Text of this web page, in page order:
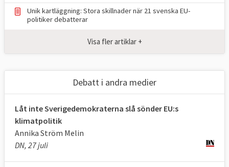
ministerrådet.
medbeslutande i frågor som rör tull,
handel och vissa internationella avtal och
EU:s budget, delar av arbetsrätten, vissa
sociala frågor, migrations- och
gränspolitiken, brottsbekämpningen,
transportfrågor, inre marknaden,
regionalpolitiken, miljö, energi, forskning
och bistånd.
Unik kartläggning: Stora skillnader när 21 svenska EU-
politiker debatterar
Visa fler artiklar +
Debatt i andra medier
Låt inte Sverigedemokraterna slå sönder EU:s
klimatpolitik
Annika Ström Melin
DN, 27 juli